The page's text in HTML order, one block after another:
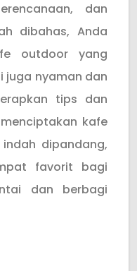
dan
dibahas, Anda
outdoor yang
juga nyaman dan
tips dan
kafe
dipandang,
favorit bagi
dan berbagi